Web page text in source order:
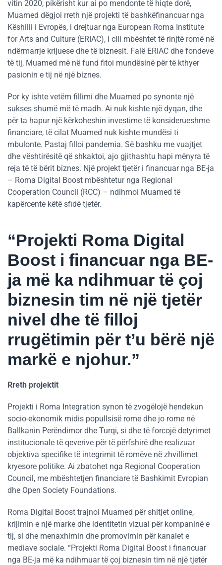
vitin 2020, pikërisht kur ai po mendonte të hiqte dorë,
Muamed dëgjoi rreth një projekti të bashkëfinancuar nga
Këshilli i Evropës, i drejtuar nga European Roma Institute
for Arts and Culture (ERIAC), i cili mbështet të rinjtë romë në
ndërmarrje krijuese dhe të biznesit. Falë ERIAC dhe fondeve
të tij, Muamed më në fund fitoi mundësinë për të kthyer
pasionin e tij në një biznes.
Por ky ishte vetëm fillimi dhe Muamed po synonte një
sukses shumë më të madh. Ai nuk kishte një dyqan, dhe
për ta hapur një kërkoheshin investime të konsiderueshme
financiare, të cilat Muamed nuk kishte mundësi ti
mbulonte. Pastaj filloi pandemia. Së bashku me vuajtjet
dhe vështirësitë që shkaktoi, ajo gjithashtu hapi mënyra të
reja të të bërit biznes. Një projekt tjetër i financuar nga BE-ja
– Roma Digital Boost mbështetur nga Regional
Cooperation Council (RCC) – ndihmoi Muamed të
kapërcente këtë sfidë tjetër.
“Projekti Roma Digital
Boost i financuar nga BE-
ja më ka ndihmuar të çoj
biznesin tim në një tjetër
nivel dhe të filloj
rrugëtimin për t’u bërë një
markë e njohur.”
Rreth projektit
Projekti i Roma Integration synon të zvogëlojë hendekun
socio-ekonomik midis popullsisë rome dhe jo rome në
Ballkanin Perëndimor dhe Turqi, si dhe të forcojë detyrimet
institucionale të qeverive për të përfshirë dhe realizuar
objektiva specifike të integrimit të romëve në zhvillimet
kryesore politike. Ai zbatohet nga Regional Cooperation
Council, me mbështetjen financiare të Bashkimit Evropian
dhe Open Society Foundations.
Roma Digital Boost trajnoi Muamed për shitjet online,
krijimin e një marke dhe identitetin vizual për kompaninë e
tij, si dhe menaxhimin dhe promovimin për kanalet e
mediave sociale. “Projekti Roma Digital Boost i financuar
nga BE-ja më ka ndihmuar të çoj biznesin tim në një tjetër